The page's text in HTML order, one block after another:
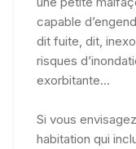
capable
dit fuite, dit,
risques
exorbitante...
Si vous
habitation qui